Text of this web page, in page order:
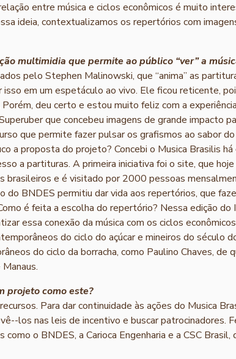
entre música e ciclos econômicos é muito
ideia, contextualizamos os repertórios com
multimidia que permite ao público “ver” a
pelo Stephen Malinowski, que “anima” as
em um espetáculo ao vivo. Ele ficou reticente,
deu certo e estou muito feliz com a
que concebeu imagens de grande impacto
que permite fazer pulsar os grafismos ao sabor
a proposta do projeto? Concebi o Musica Brasilis há
a partituras. A primeira iniciativa foi o site, que
brasileiros e é visitado por 2000 pessoas
do BNDES permitiu dar vida aos repertórios, que
é feita a escolha do repertório? Nessa edição do
essa conexão da música com os ciclos
do ciclo do açúcar e mineiros do século
do ciclo da borracha, como Paulino Chaves, de
projeto como este?
Para dar continuidade às ações do Musica
­-los nas leis de incentivo e buscar patrocinadores.
o BNDES, a Carioca Engenharia e a CSC Brasil,